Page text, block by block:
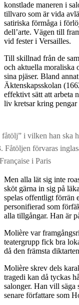
konstlade maneren i
tillvaro som är vida
satiriska förmåga i
dell’arte. Vägen till
vid fester i Versailles.
Till skillnad från de
och aktuella moraliska
sina pjäser. Bland
Äktenskapsskolan
effektivt sätt att arbeta
liv kretsar kring
fåtölj” i vilken han ska
Fåtöljen förvaras
i Paris
Men alla lät sig inte
sköt gärna in sig på
spelas offentligt förrän
personifierad som
alla tillgångar. Han är
Molière var
teatergrupp fick bra
då den främsta
Molière skrev dels
tragedi kan då tyckas
salonger. Han vill säga
senare författare som